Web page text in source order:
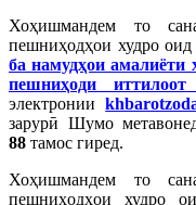
Хоҳишмандем то
пешниҳодҳои худро оид
ба намудҳои амалиёти
пешниҳоди
электронии
зарурӣ Шумо
88 тамос гиред.
Хоҳишмандем то
пешниҳодҳои худро